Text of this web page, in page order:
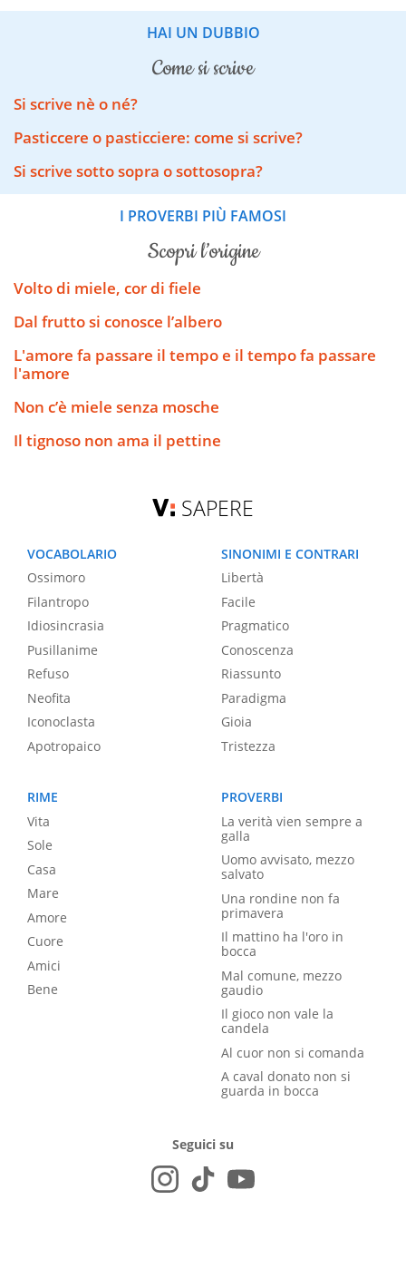
HAI UN DUBBIO
come si scrive
Si scrive nè o né?
Pasticcere o pasticciere: come si scrive?
Si scrive sotto sopra o sottosopra?
I PROVERBI PIÙ FAMOSI
scopri l’origine
Volto di miele, cor di fiele
Dal frutto si conosce l’albero
L'amore fa passare il tempo e il tempo fa passare
l'amore
Non c’è miele senza mosche
Il tignoso non ama il pettine
SAPERE
VOCABOLARIO
Ossimoro
Filantropo
Idiosincrasia
Pusillanime
Refuso
Neofita
Iconoclasta
Apotropaico
SINONIMI E CONTRARI
Libertà
Facile
Pragmatico
Conoscenza
Riassunto
Paradigma
Gioia
Tristezza
RIME
Vita
Sole
Casa
Mare
Amore
Cuore
Amici
Bene
PROVERBI
La verità vien sempre a
galla
Uomo avvisato, mezzo
salvato
Una rondine non fa
primavera
Il mattino ha l'oro in
bocca
Mal comune, mezzo
gaudio
Il gioco non vale la
candela
Al cuor non si comanda
A caval donato non si
guarda in bocca
Seguici su